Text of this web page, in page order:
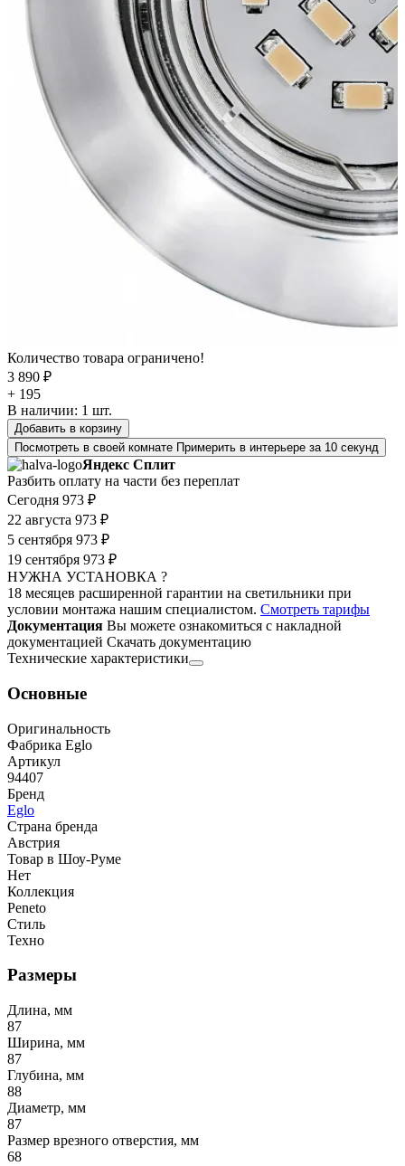
Количество товара ограничено!
3 890 ₽
+ 195
В наличии: 1 шт.
Добавить в корзину
Посмотреть в своей комнате Примерить в интерьере за 10 секунд
Яндекс Сплит
Разбить оплату на части без переплат
Сегодня 973 ₽
22 августа 973 ₽
5 сентября 973 ₽
19 сентября 973 ₽
НУЖНА УСТАНОВКА ?
18 месяцев расширенной гарантии на светильники при
условии монтажа нашим специалистом. Смотреть тарифы
Документация Вы можете ознакомиться с накладной
документацией Скачать документацию
Технические характеристики
Основные
Оригинальность
Фабрика Eglo
Артикул
94407
Бренд
Eglo
Страна бренда
Австрия
Товар в Шоу-Руме
Нет
Коллекция
Peneto
Стиль
Техно
Размеры
Длина, мм
87
Ширина, мм
87
Глубина, мм
88
Диаметр, мм
87
Размер врезного отверстия, мм
68